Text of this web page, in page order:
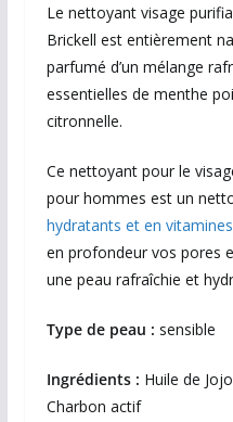
Le nettoyant visage
Brickell est entièrement
parfumé d’un mélange
essentielles de menthe
citronnelle.
Ce nettoyant pour le
pour hommes est un
hydratants et en vitamines
en profondeur vos pores
une peau rafraîchie et
Type de peau : sensible
Ingrédients : Huile de
Charbon actif